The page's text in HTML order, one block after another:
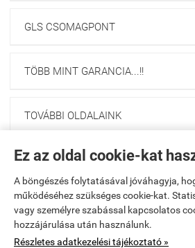
Ez az oldal cookie-kat
A böngészés folytatásával jóváhagyja,
működéséhez szükséges cookie-kat.
vagy személyre szabással kapcsolatos
hozzájárulása után használunk.
Részletes adatkezelési tájékoztató »
GLS CSOMAGPONT
TÖBB MINT GARANCIA...!!
TOVÁBBI OLDALAINK
Navigáció
Saját fiók
Együttműködés